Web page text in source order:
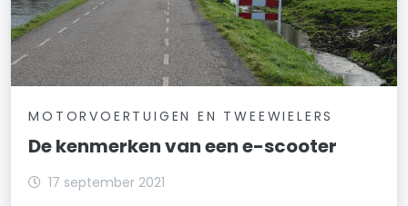
MOTORVOERTUIGEN EN TWEEWIELERS
De kenmerken van een e-scooter
17 september 2021